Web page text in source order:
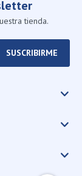
tienda.
SUSCRIBIRME